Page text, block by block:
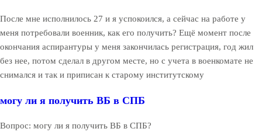
После мне исполнилось 27 и я успокоился, а сейчас на работе у
меня потребовали военник, как его получить? Ещё момент после
окончания аспирантуры у меня закончилась регистрация, год жил
без нее, потом сделал в другом месте, но с учета в военкомате не
снимался и так и приписан к старому институтскому
могу ли я получить ВБ в СПБ
Вопрос: могу ли я получить ВБ в СПБ?